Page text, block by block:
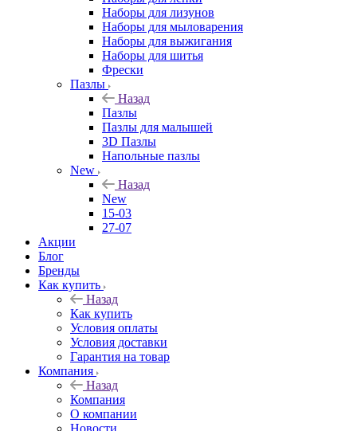
Наборы для лизунов
Наборы для мыловарения
Наборы для выжигания
Наборы для шитья
Фрески
Пазлы
Назад
Пазлы
Пазлы для малышей
3D Пазлы
Напольные пазлы
New
Назад
New
15-03
27-07
Акции
Блог
Бренды
Как купить
Назад
Как купить
Условия оплаты
Условия доставки
Гарантия на товар
Компания
Назад
Компания
О компании
Новости